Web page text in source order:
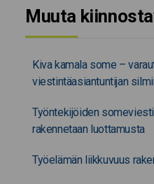
Muuta
Kiva kamala some –
viestintäasiantuntijan
Työntekijöiden
rakennetaan luottamusta
Työelämän liikkuvuus